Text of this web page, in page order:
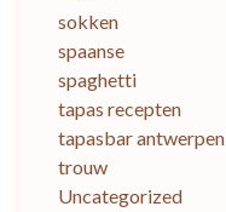
sokken
spaanse
spaghetti
tapas recepten
tapasbar antwerpen
trouw
Uncategorized